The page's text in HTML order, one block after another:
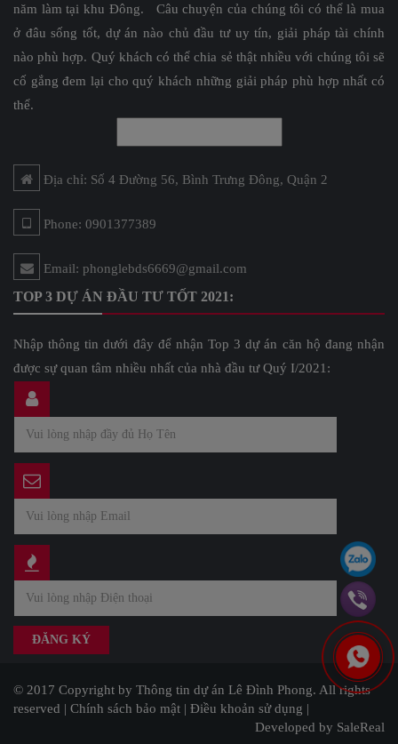
năm làm tại khu Đông. Câu chuyện của chúng tôi có thể là mua
ở đâu sống tốt, dự án nào chủ đầu tư uy tín, giải pháp tài chính
nào phù hợp. Quý khách có thể chia sẻ thật nhiều với chúng tôi sẽ
cố gắng đem lại cho quý khách những giải pháp phù hợp nhất có
thể.
Địa chỉ: Số 4 Đường 56, Bình Trưng Đông, Quận 2
Phone: 0901377389
Email: phonglebds6669@gmail.com
TOP 3 DỰ ÁN ĐẦU TƯ TỐT 2021:
Nhập thông tin dưới đây để nhận Top 3 dự án căn hộ đang nhận
được sự quan tâm nhiều nhất của nhà đầu tư Quý I/2021:
© 2017 Copyright by Thông tin dự án Lê Đình Phong. All rights
reserved | Chính sách bảo mật | Điều khoản sử dụng |
Developed by SaleReal